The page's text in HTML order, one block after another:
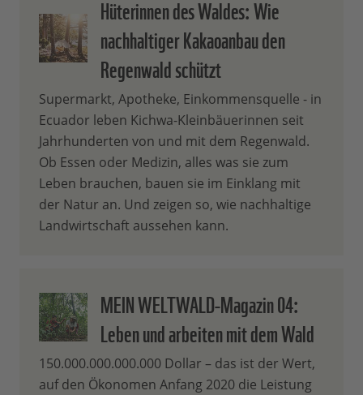
Hüterinnen des Waldes: Wie
nachhaltiger Kakaoanbau den
Regenwald schützt
Supermarkt, Apotheke, Einkommensquelle - in
Ecuador leben Kichwa-Kleinbäuerinnen seit
Jahrhunderten von und mit dem Regenwald.
Ob Essen oder Medizin, alles was sie zum
Leben brauchen, bauen sie im Einklang mit
der Natur an. Und zeigen so, wie nachhaltige
Landwirtschaft aussehen kann.
MEIN WELTWALD-Magazin 04:
Leben und arbeiten mit dem Wald
150.000.000.000.000 Dollar – das ist der Wert,
auf den Ökonomen Anfang 2020 die Leistung